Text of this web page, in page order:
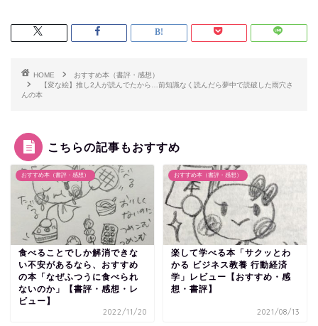
HOME
おすすめ本（書評・感想）
【変な絵】推し2人が読んでたから…前知識なく読んだら夢中で読破した雨穴さ
んの本
こちらの記事もおすすめ
おすすめ本（書評・感想）
食べることでしか解消できな
い不安があるなら、おすすめ
の本「なぜふつうに食べられ
ないのか」【書評・感想・レ
ビュー】
2022/11/20
おすすめ本（書評・感想）
楽して学べる本「サクッとわ
かる ビジネス教養 行動経済
学」レビュー【おすすめ・感
想・書評】
2021/08/13